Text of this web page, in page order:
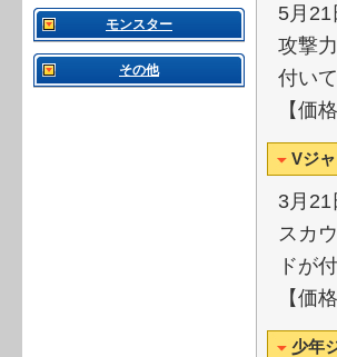
モンスター
その他
5月
攻撃
付い
【価
Vジ
3月
スカ
ドが
【価
少年